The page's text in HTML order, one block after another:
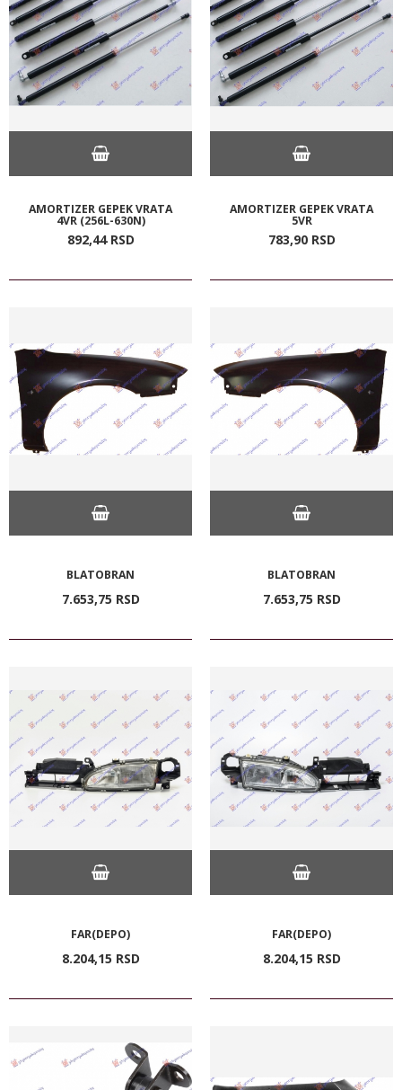
AMORTIZER GEPEK VRATA
4VR (256L-630N)
892,44 RSD
AMORTIZER GEPEK VRATA
5VR
783,90 RSD
BLATOBRAN
7.653,75 RSD
BLATOBRAN
7.653,75 RSD
FAR(DEPO)
8.204,15 RSD
FAR(DEPO)
8.204,15 RSD